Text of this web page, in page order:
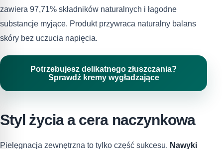
zawiera 97,71% składników naturalnych i łagodne
substancje myjące. Produkt przywraca naturalny balans
skóry bez uczucia napięcia.
Potrzebujesz delikatnego złuszczania?
Sprawdź kremy wygładzające
Styl życia a cera naczynkowa
Pielęgnacja zewnętrzna to tylko część sukcesu. Nawyki